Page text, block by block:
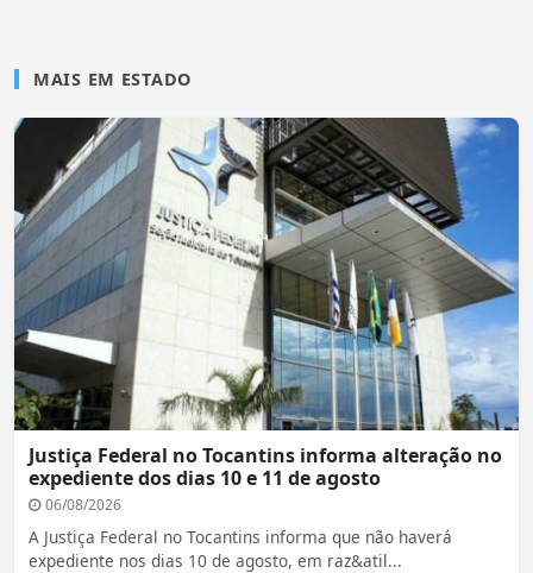
MAIS EM ESTADO
Justiça Federal no Tocantins informa alteração no
expediente dos dias 10 e 11 de agosto
06/08/2026
A Justiça Federal no Tocantins informa que não haverá
expediente nos dias 10 de agosto, em raz&atil...